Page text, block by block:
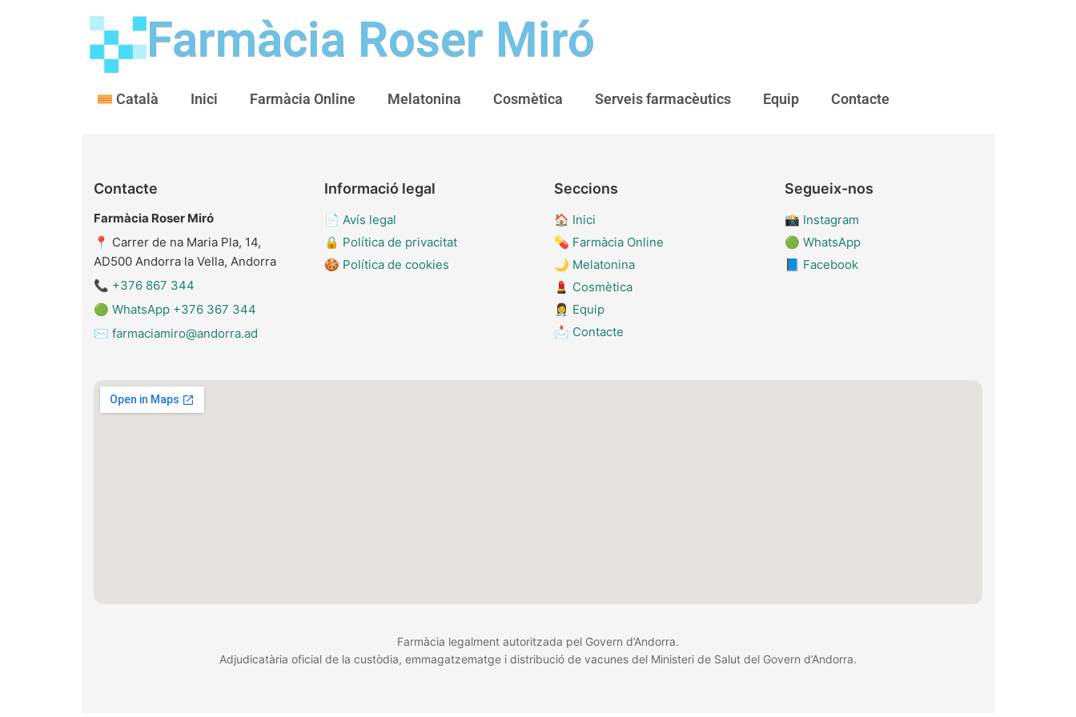
Farmàcia Roser Miró
Català Inici Farmàcia Online Melatonina Cosmètica Serveis farmacèutics Equip Contacte
Contacte
Farmàcia Roser Miró
📍 Carrer de na Maria Pla, 14,
AD500 Andorra la Vella, Andorra
📞 +376 867 344
🟢 WhatsApp +376 367 344
✉️ farmaciamiro@andorra.ad
Informació legal
📄 Avís legal
🔒 Política de privacitat
🍪 Política de cookies
Seccions
🏠 Inici
💊 Farmàcia Online
🌙 Melatonina
💄 Cosmètica
👩‍⚕️ Equip
📩 Contacte
Segueix-nos
📸 Instagram
🟢 WhatsApp
📘 Facebook
Farmàcia legalment autoritzada pel Govern d’Andorra.
Adjudicatària oficial de la custòdia, emmagatzematge i distribució de vacunes del Ministeri de Salut del Govern d’Andorra.